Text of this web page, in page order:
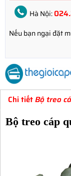
Hà Nội:
Nếu bạn ngại đặt
Chi tiếtBộ treo
Bộ treo cáp